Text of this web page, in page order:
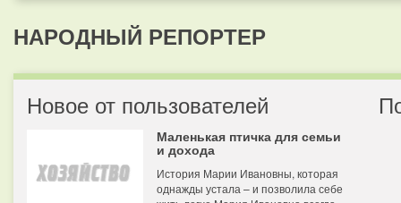
НАРОДНЫЙ РЕПОРТЕР
Новое от пользователей
Маленькая птичка для семьи
и дохода
История Марии Ивановны, которая
однажды устала – и позволила себе